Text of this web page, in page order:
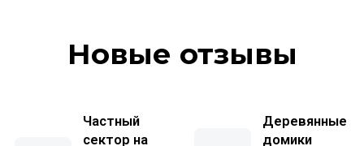
Новые отзывы
Частный
сектор на
Деревянные
домики